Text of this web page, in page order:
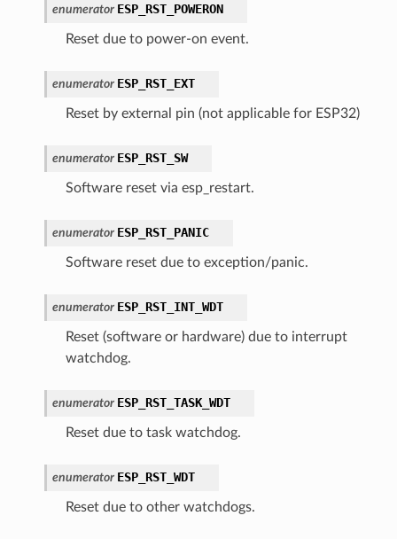
enumerator ESP_RST_POWERON
Reset due to power-on event.
enumerator ESP_RST_EXT
Reset by external pin (not applicable for ESP32)
enumerator ESP_RST_SW
Software reset via esp_restart.
enumerator ESP_RST_PANIC
Software reset due to exception/panic.
enumerator ESP_RST_INT_WDT
Reset (software or hardware) due to interrupt
watchdog.
enumerator ESP_RST_TASK_WDT
Reset due to task watchdog.
enumerator ESP_RST_WDT
Reset due to other watchdogs.